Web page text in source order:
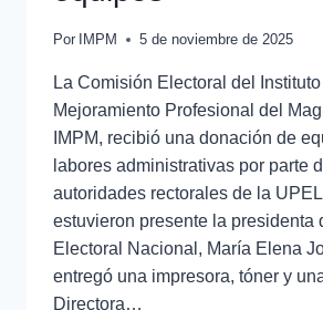
Por IMPM 5 de noviembre de 2025
La Comisión Electoral del
Mejoramiento Profesional del
IMPM, recibió una donación de
labores administrativas por parte
autoridades rectorales de la
estuvieron presente la presidenta
Electoral Nacional, María Elena
entregó una impresora, tóner y
Directora…